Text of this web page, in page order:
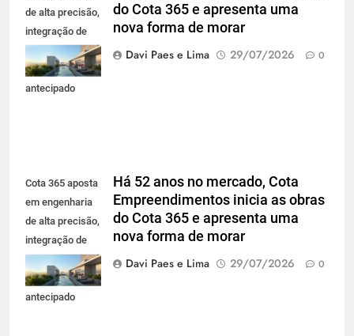
de alta precisão,
integração de
projetos e
planejamento
antecipado
do Cota 365 e apresenta uma
nova forma de morar
Davi Paes e Lima
29/07/2026 0
Cota 365 aposta
em engenharia
de alta precisão,
integração de
projetos e
planejamento
antecipado
Há 52 anos no mercado, Cota
Empreendimentos inicia as obras
do Cota 365 e apresenta uma
nova forma de morar
Davi Paes e Lima
29/07/2026 0